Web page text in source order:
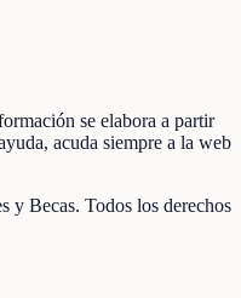
se elabora a partir
acuda siempre a la web
y Becas. Todos los derechos